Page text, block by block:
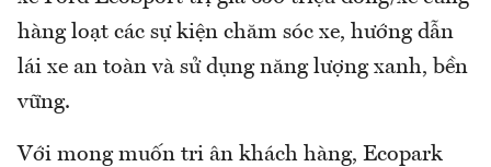
hàng loạt các sự kiện chăm sóc xe, hướng dẫn
lái xe an toàn và sử dụng năng lượng xanh, bền
vững.
Với mong muốn tri ân khách hàng, Ecopark